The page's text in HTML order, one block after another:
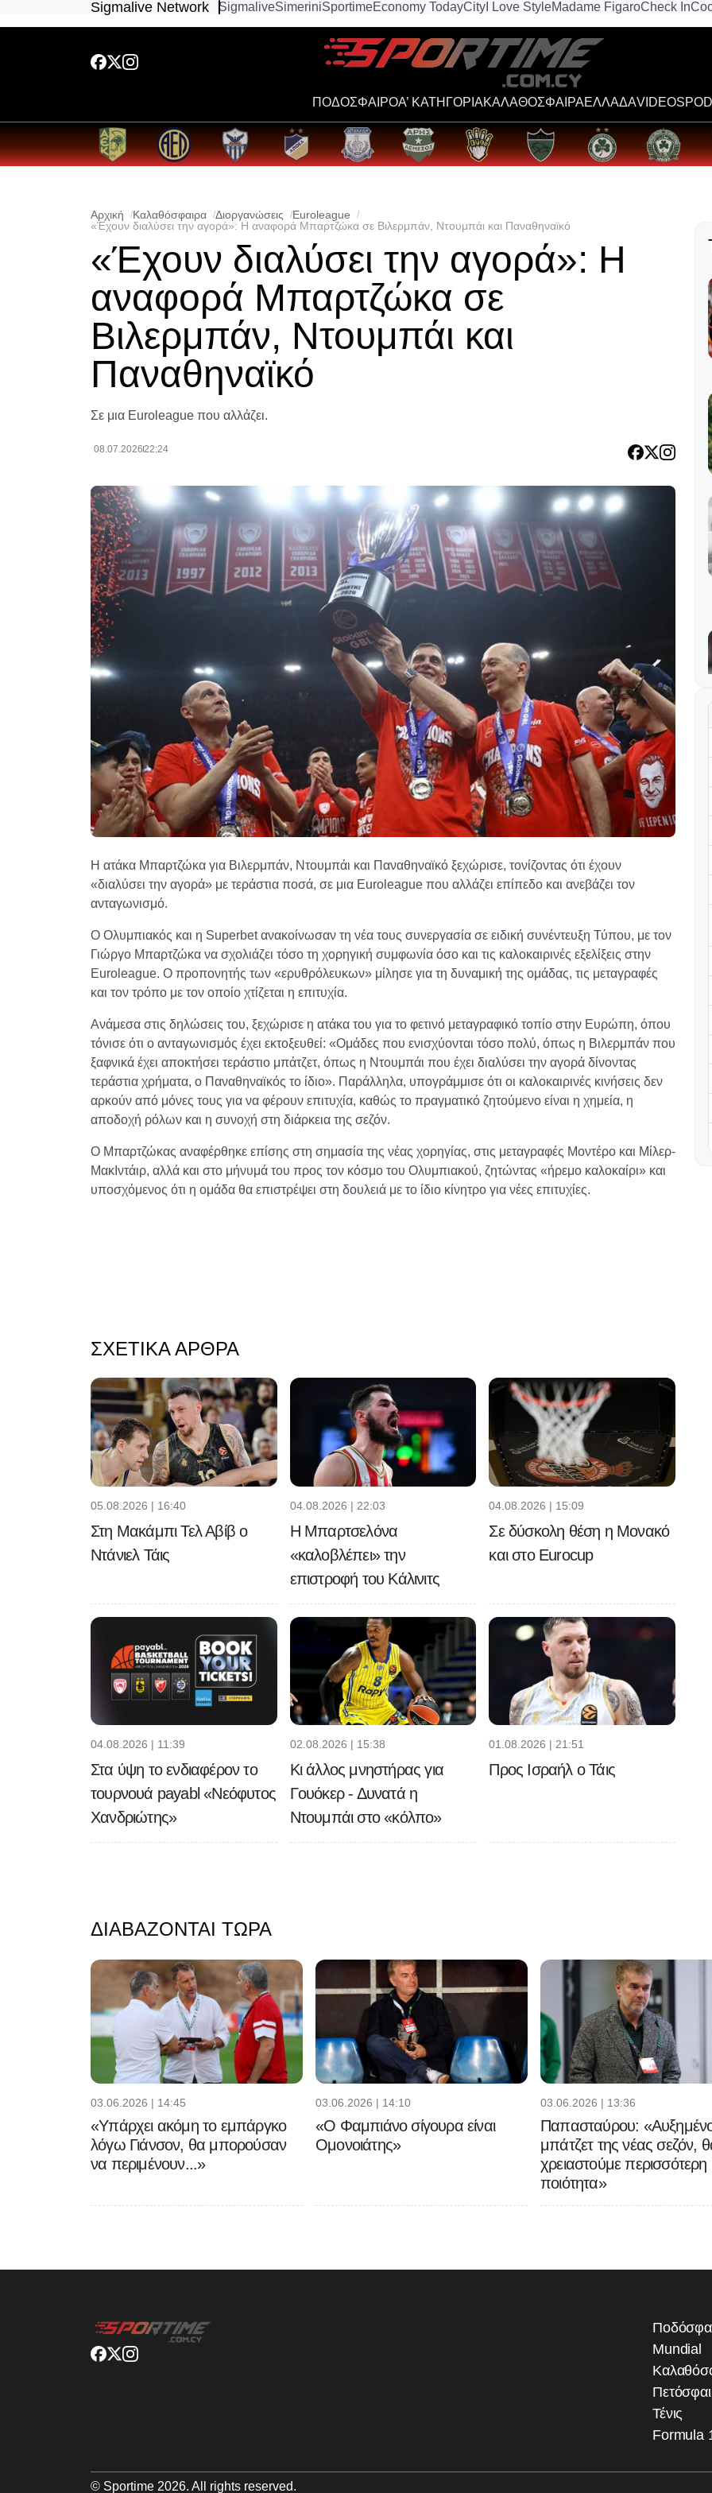
Sigmalive Network SigmaliveSimeriniSportimeEconomy TodayCity I Love StyleMadame FigaroCheck In
ΠΟΔΟΣΦΑΙΡΟΑ’ ΚΑΤΗΓΟΡΙΑΚΑΛΑΘΟΣΦΑΙΡΑΕΛΛΑΔΑVIDEOS
Αρχική Καλαθόσφαιρα Διοργανώσεις
Euroleague
«Έχουν διαλύσει την αγορά»: Η αναφορά Μπαρτζώκα σε Βιλερμπάν, Ντουμπάι και Παναθηναϊκό
«Έχουν διαλύσει την αγορά»: Η
αναφορά Μπαρτζώκα σε
Βιλερμπάν, Ντουμπάι και
Παναθηναϊκό
Σε μια Euroleague που αλλάζει.
08.07.202622:24
Η ατάκα Μπαρτζώκα για Βιλερμπάν, Ντουμπάι και Παναθηναϊκό ξεχώρισε, τονίζοντας ότι έχουν
«διαλύσει την αγορά» με τεράστια ποσά, σε μια Euroleague που αλλάζει επίπεδο και ανεβάζει τον
ανταγωνισμό.
Ο Ολυμπιακός και η Superbet ανακοίνωσαν τη νέα τους συνεργασία σε ειδική συνέντευξη Τύπου, με τον
Γιώργο Μπαρτζώκα να σχολιάζει τόσο τη χορηγική συμφωνία όσο και τις καλοκαιρινές εξελίξεις στην
Euroleague. Ο προπονητής των «ερυθρόλευκων» μίλησε για τη δυναμική της ομάδας, τις μεταγραφές
και τον τρόπο με τον οποίο χτίζεται η επιτυχία.
Ανάμεσα στις δηλώσεις του, ξεχώρισε η ατάκα του για το φετινό μεταγραφικό τοπίο στην Ευρώπη, όπου
τόνισε ότι ο ανταγωνισμός έχει εκτοξευθεί: «Ομάδες που ενισχύονται τόσο πολύ, όπως η Βιλερμπάν που
ξαφνικά έχει αποκτήσει τεράστιο μπάτζετ, όπως η Ντουμπάι που έχει διαλύσει την αγορά δίνοντας
τεράστια χρήματα, ο Παναθηναϊκός το ίδιο». Παράλληλα, υπογράμμισε ότι οι καλοκαιρινές κινήσεις δεν
αρκούν από μόνες τους για να φέρουν επιτυχία, καθώς το πραγματικό ζητούμενο είναι η χημεία, η
αποδοχή ρόλων και η συνοχή στη διάρκεια της σεζόν.
Ο Μπαρτζώκας αναφέρθηκε επίσης στη σημασία της νέας χορηγίας, στις μεταγραφές Μοντέρο και Μίλερ-
ΜακΙντάιρ, αλλά και στο μήνυμά του προς τον κόσμο του Ολυμπιακού, ζητώντας «ήρεμο καλοκαίρι» και
υποσχόμενος ότι η ομάδα θα επιστρέψει στη δουλειά με το ίδιο κίνητρο για νέες επιτυχίες.
ΣΧΕΤΙΚΆ ΆΡΘΡΑ
05.08.2026 | 16:40
Στη Μακάμπι Τελ Αβίβ ο
Ντάνιελ Τάις
04.08.2026 | 22:03
Η Μπαρτσελόνα
«καλοβλέπει» την
επιστροφή του Κάλινιτς
04.08.2026 | 15:09
Σε δύσκολη θέση η Μονακό
και στο Eurocup
04.08.2026 | 11:39
Στα ύψη το ενδιαφέρον το
τουρνουά payabl «Νεόφυτος
Χανδριώτης»
02.08.2026 | 15:38
Κι άλλος μνηστήρας για
Γουόκερ - Δυνατά η
Ντουμπάι στο «κόλπο»
01.08.2026 | 21:51
Προς Ισραήλ ο Τάις
ΔΙΑΒΆΖΟΝΤΑΙ ΤΏΡΑ
03.06.2026 | 14:45
«Υπάρχει ακόμη το εμπάργκο
λόγω Γιάνσον, θα μπορούσαν
να περιμένουν...»
03.06.2026 | 14:10
«Ο Φαμπιάνο σίγουρα είναι
Ομονοιάτης»
03.06.2026 | 13:36
Παπασταύρου:
μπάτζετ της νέας σεζόν,
χρειαστούμε περισσότερη
ποιότητα»
Mundial
Τένις
Formula
© Sportime 2026. All rights reserved.